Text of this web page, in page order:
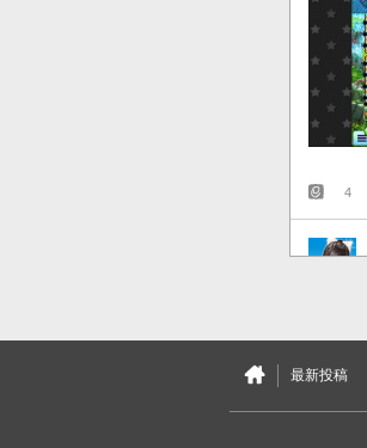
4
最新投稿